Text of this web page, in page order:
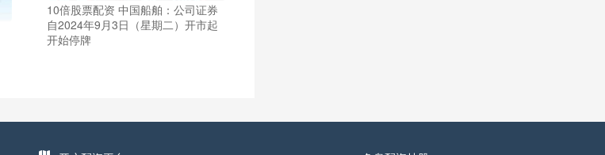
10倍股票配资 中国船舶：公司证券
自2024年9月3日（星期二）开市起
开始停牌